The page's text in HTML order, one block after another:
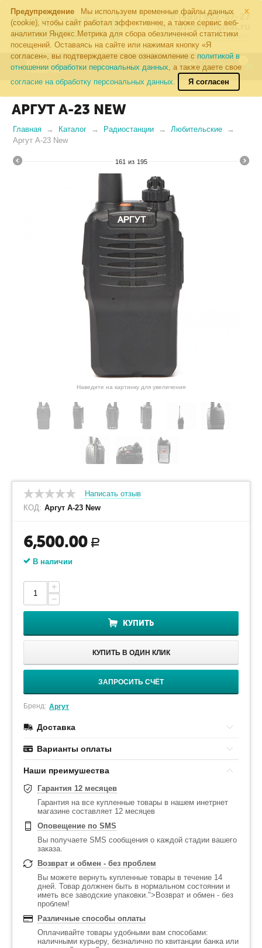
×
Предупреждение
Мы используем временные файлы данных
(cookie), чтобы сайт работал эффективнее, а также сервис веб-
аналитики Яндекс.Метрика для сбора обезличенной статистики
посещений. Оставаясь на сайте или нажимая кнопку «Я
согласен», вы подтверждаете свое ознакомление с политикой в
отношении обработки персональных данных, а также даете свое
согласие на обработку персональных данных.
Я согласен
8 (495) 502-57-27
info@radiodigital.ru
Контакты Перезвонить
КАТАЛОГ
ТОВАРОВ
АРГУТ А-23 NEW
Главная Каталог Радиостанции
Любительские
Аргут А-23 New
161 из 195
Наведите на картинку для увеличения
Написать отзыв
КОД: Аргут А-23 New
6,500.00 Р
В наличии
+
−
КУПИТЬ
КУПИТЬ В ОДИН КЛИК
ЗАПРОСИТЬ СЧЁТ
Бренд: Аргут
Доставка
Варианты оплаты
Наши преимушества
Гарантия 12 месяцев
Гарантия на все купленные товары в нашем инетрнет
магазине составляет 12 месяцев
Оповещение по SMS
Вы получаете SMS сообщения о каждой стадии вашего
заказа.
Возврат и обмен - без проблем
Вы можете вернуть купленные товары в течение 14
дней. Товар должнен быть в нормальном состоянии и
иметь все заводские упаковки.">Возврат и обмен - без
проблем!
Различные способы оплаты
Оплачивайте товары удобными вам способами:
наличными курьеру, безналично по квитанции банка или